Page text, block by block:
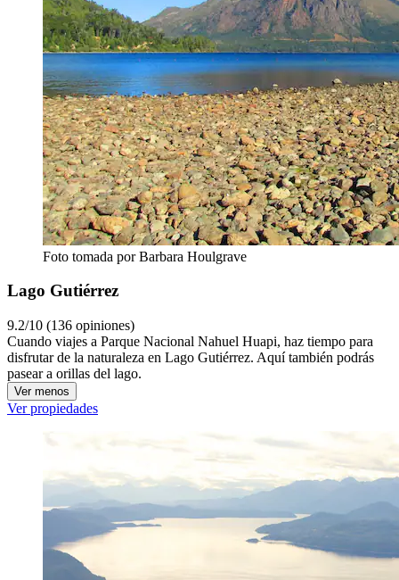
Foto tomada por Barbara Houlgrave
Lago Gutiérrez
9.2/10 (136 opiniones)
Cuando viajes a Parque Nacional Nahuel Huapi, haz tiempo para
disfrutar de la naturaleza en Lago Gutiérrez. Aquí también podrás
pasear a orillas del lago.
Ver menos
Ver propiedades